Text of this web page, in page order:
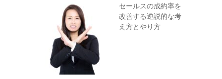
セールスの成約率を
改善する逆説的な考
え方とやり方